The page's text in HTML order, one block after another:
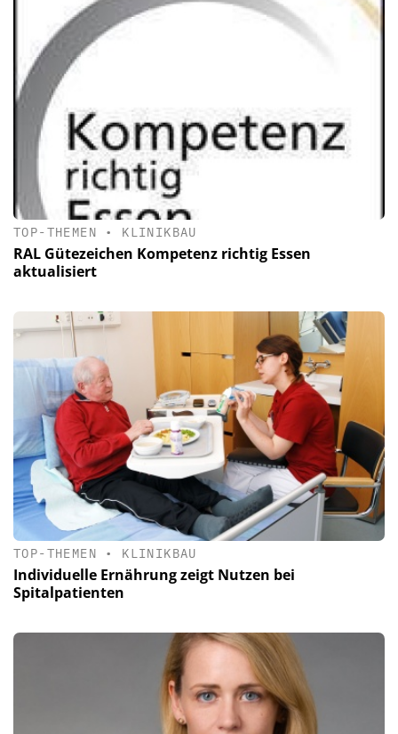
TOP-THEMEN • KLINIKBAU
RAL Gütezeichen Kompetenz richtig Essen
aktualisiert
TOP-THEMEN • KLINIKBAU
Individuelle Ernährung zeigt Nutzen bei
Spitalpatienten